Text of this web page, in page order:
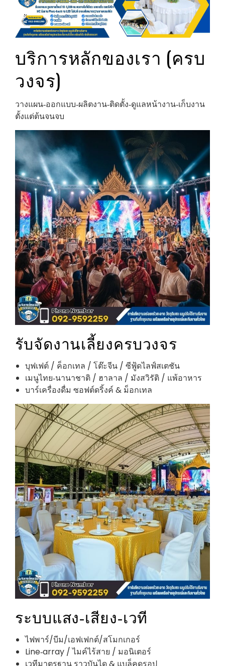
บริการหลักของเรา (ครบ
วงจร)
วางแผน‑ออกแบบ‑ผลิตงาน‑ติดตั้ง‑ดูแลหน้างาน‑เก็บงาน
ตั้งแต่ต้นจนจบ
รับจัดงานเลี้ยงครบวงจร
บุฟเฟต์ / ค็อกเทล / โต๊ะจีน / ซีฟู้ดไลฟ์สเตชัน
เมนูไทย‑นานาชาติ / ฮาลาล / มังสวิรัติ / แพ้อาหาร
บาร์เครื่องดื่ม ซอฟต์ดริ้งค์ & ม็อกเทล
ระบบแสง‑เสียง‑เวที
ไฟพาร์/บีม/เอฟเฟกต์/สโมกเกอร์
Line‑array / ไมค์ไร้สาย / มอนิเตอร์